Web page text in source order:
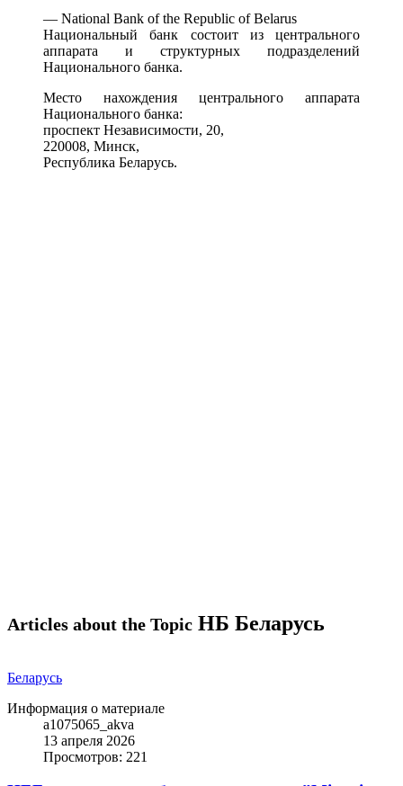
— National Bank of the Republic of Belarus
Национальный банк состоит из центрального
аппарата и структурных подразделений
Национального банка.
Место нахождения центрального аппарата
Национального банка:
проспект Независимости, 20,
220008, Минск,
Республика Беларусь.
Articles about the Topic НБ Беларусь
Беларусь
Информация о материале
a1075065_akva
13 апреля 2026
Просмотров: 221